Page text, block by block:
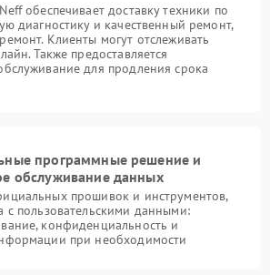
обеспечивает доставку техники по
диагностику и качественный ремонт,
Клиенты могут отслеживать
Также предоставляется
для продления срока
программные решение и
обслуживание данных
прошивок и инструментов,
с пользовательскими данными:
конфиденциальность и
при необходимости